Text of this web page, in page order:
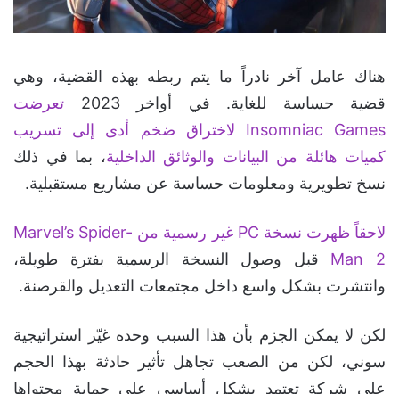
هناك عامل آخر نادراً ما يتم ربطه بهذه القضية، وهي
قضية حساسة للغاية. في أواخر 2023
تعرضت
Insomniac Games لاختراق ضخم أدى إلى تسريب
كميات هائلة من البيانات والوثائق الداخلية، بما في ذلك
نسخ تطويرية ومعلومات حساسة عن مشاريع مستقبلية.
لاحقاً ظهرت نسخة PC غير رسمية من Marvel’s Spider-
Man 2 قبل وصول النسخة الرسمية بفترة طويلة،
وانتشرت بشكل واسع داخل مجتمعات التعديل والقرصنة.
لكن لا يمكن الجزم بأن هذا السبب وحده غيّر استراتيجية
سوني، لكن من الصعب تجاهل تأثير حادثة بهذا الحجم
على شركة تعتمد بشكل أساسي على حماية محتواها